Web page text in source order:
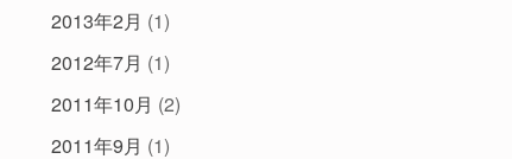
2013年2月 (1)
2012年7月 (1)
2011年10月 (2)
2011年9月 (1)